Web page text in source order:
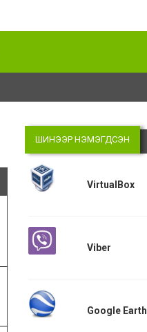
ШИНЭЭР НЭМЭГДСЭН
VirtualBox
Viber
Google Earth